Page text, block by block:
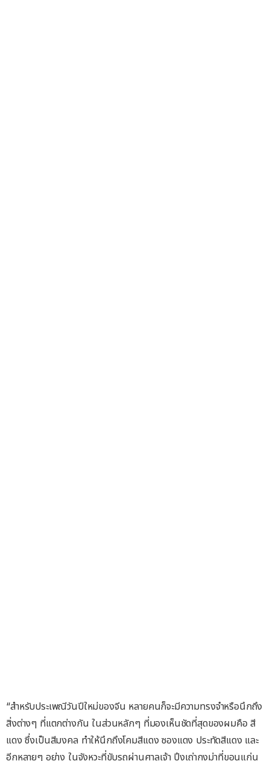
“สำหรับประเพณีวันปีใหม่ของจีน หลายคนก็จะมีความทรงจำหรือนึกถึง
สิ่งต่างๆ ที่แตกต่างกัน ในส่วนหลักๆ ที่มองเห็นชัดที่สุดของผมคือ สี
แดง ซึ่งเป็นสีมงคล ทำให้นึกถึงโคมสีแดง ซองแดง ประทัดสีแดง และ
อีกหลายๆ อย่าง ในจังหวะที่ขับรถผ่านศาลเจ้า ปึงเถ่ากงม่าที่ขอนแก่น